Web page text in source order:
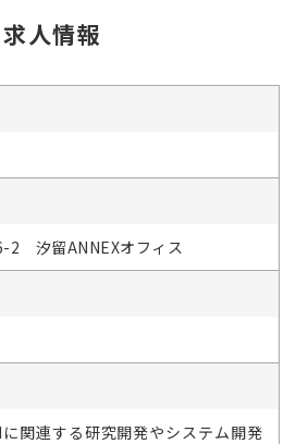
求人情報
2 汐留ANNEXオフィス
関連する研究開発やシステム開発